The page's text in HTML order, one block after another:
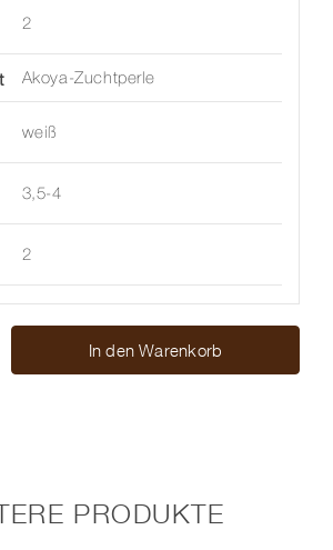
2
Akoya-Zuchtperle
weiß
3,5-4
2
In den Warenkorb
PRODUKTE